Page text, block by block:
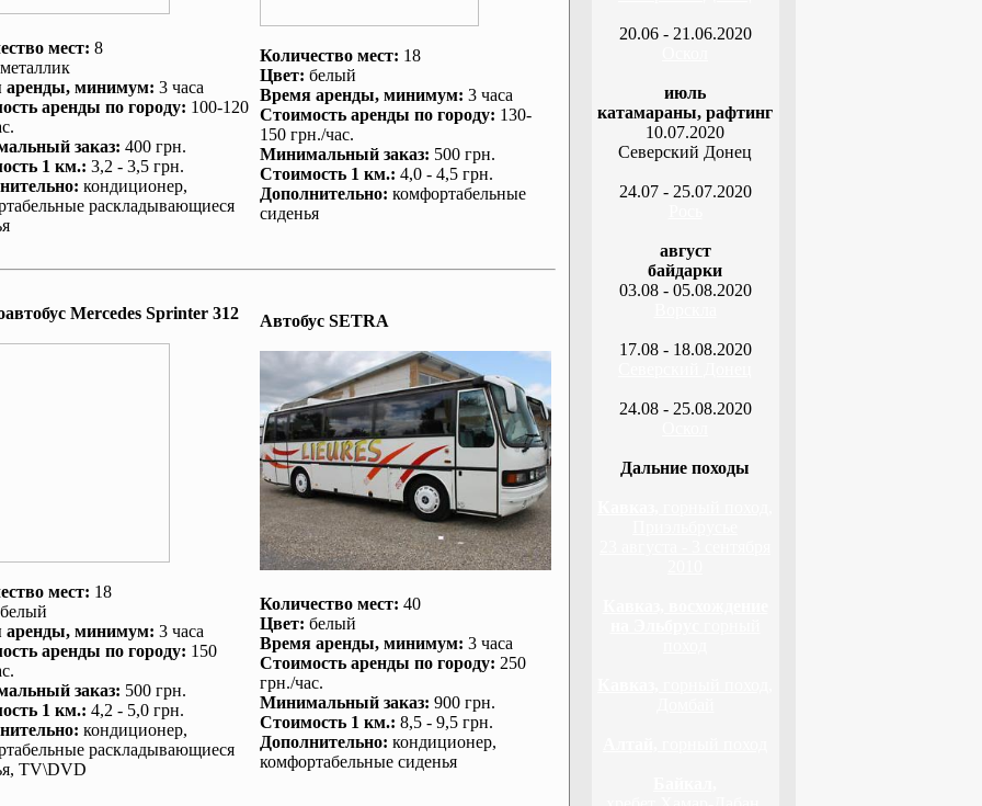
мест: 8
металлик
аренды, минимум: 3 часа
аренды по городу: 100-120
заказ: 400 грн.
1 км.: 3,2 - 3,5 грн.
: кондиционер,
раскладывающиеся
Количество мест: 18
Цвет: белый
Время аренды, минимум: 3 часа
Стоимость аренды по городу: 130-
150 грн./час.
Минимальный заказ: 500 грн.
Стоимость 1 км.: 4,0 - 4,5 грн.
Дополнительно: комфортабельные
сиденья
Mеrcedes Sprinter 312
мест: 18
белый
аренды, минимум: 3 часа
аренды по городу: 150
заказ: 500 грн.
1 км.: 4,2 - 5,0 грн.
: кондиционер,
раскладывающиеся
TV\DVD
Автобус SETRA
Количество мест: 40
Цвет: белый
Время аренды, минимум: 3 часа
Стоимость аренды по городу: 250
грн./час.
Минимальный заказ: 900 грн.
Стоимость 1 км.: 8,5 - 9,5 грн.
Дополнительно: кондиционер,
комфортабельные сиденья
20.06 - 21.06.2020
июль
катамараны, рафтинг
10.07.2020
Северский Донец
24.07 - 25.07.2020
август
байдарки
03.08 - 05.08.2020
17.08 - 18.08.2020
24.08 - 25.08.2020
Дальние походы